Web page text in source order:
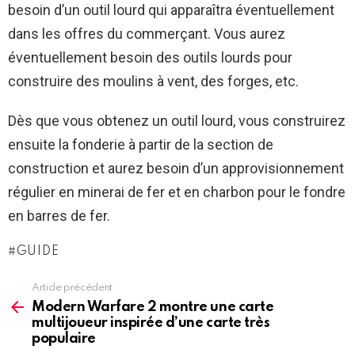
besoin d’un outil lourd qui apparaîtra éventuellement
dans les offres du commerçant. Vous aurez
éventuellement besoin des outils lourds pour
construire des moulins à vent, des forges, etc.
Dès que vous obtenez un outil lourd, vous construirez
ensuite la fonderie à partir de la section de
construction et aurez besoin d’un approvisionnement
régulier en minerai de fer et en charbon pour le fondre
en barres de fer.
GUIDE
more
Article précédent
Modern Warfare 2 montre une carte
multijoueur inspirée d’une carte très
populaire